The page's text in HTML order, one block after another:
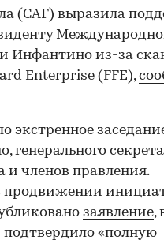
(CAF) выразила
из-за
Enterprise (FFE),
экстренное
генерального
членов правления.
продвижении
заявление,
«полную